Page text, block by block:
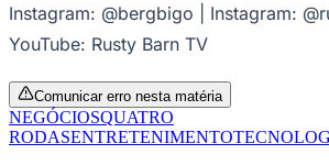
Instagram: @bergbigo | Instagram:
YouTube: Rusty Barn TV
Comunicar erro nesta matéria
NEGÓCIOSQUATRO
RODASENTRETENIMENTO